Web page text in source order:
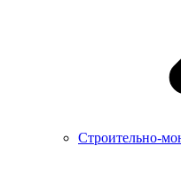
Строительно-